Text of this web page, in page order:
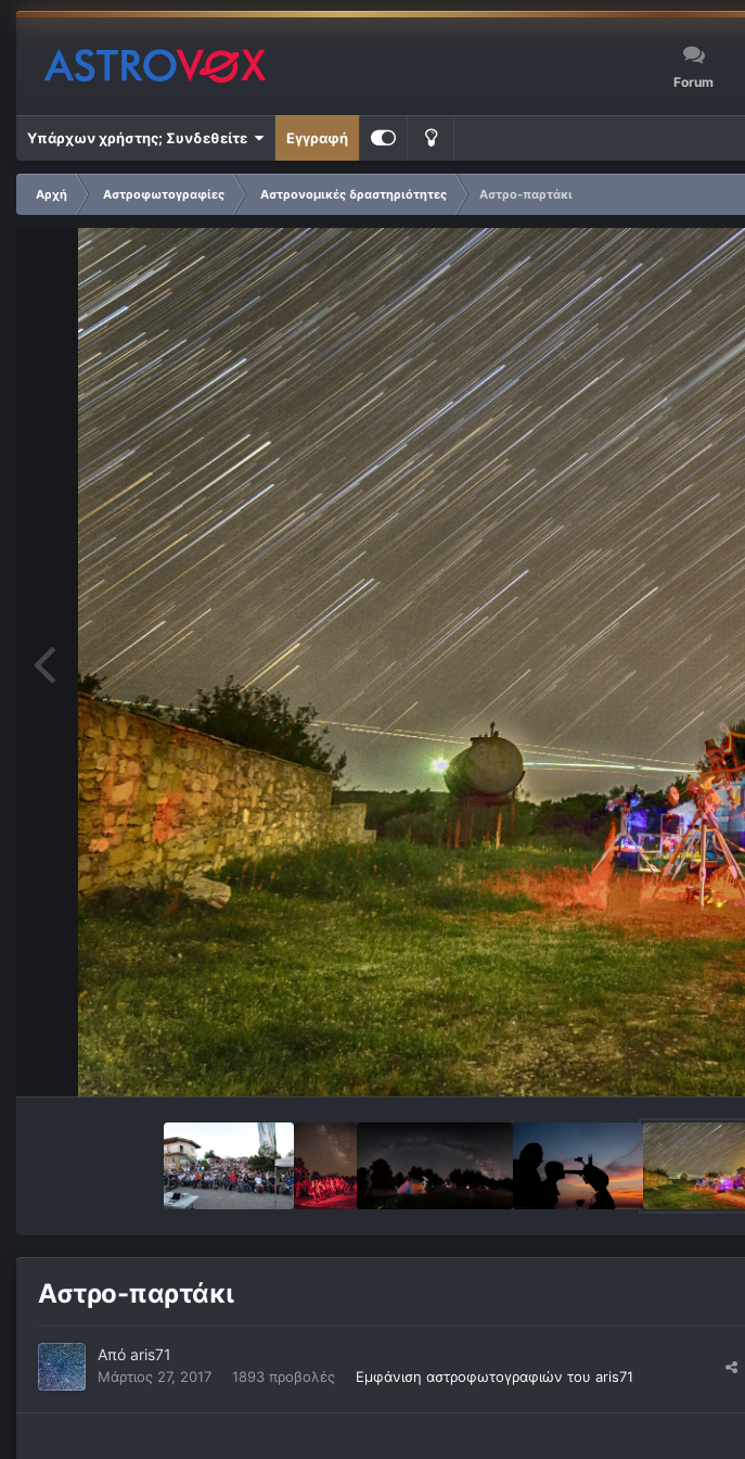
Forum
Υπάρχων χρήστης; Συνδεθείτε Εγγραφή
Αρχή Αστροφωτογραφίες Αστρονομικές δραστηριότητες
Αστρο-παρτάκι
Αστρο-παρτάκι
Από aris71
Μάρτιος 27, 2017 1893 προβολές Εμφάνιση αστροφωτογραφιών του aris71